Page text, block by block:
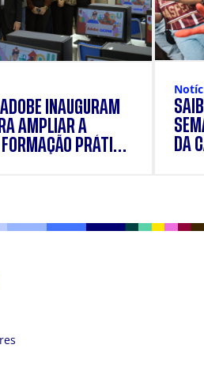
INAUGURAM
AMPLIAR A
PRÁTICA
DA